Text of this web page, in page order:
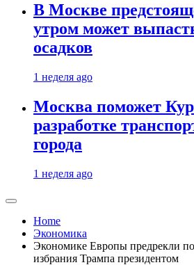
В Москве
утром может
осадков
1 неделя ago
Москва поможет
разработке
города
1 неделя ago
Home
Экономика
Экономике Европы предрекли
избрания Трампа президентом